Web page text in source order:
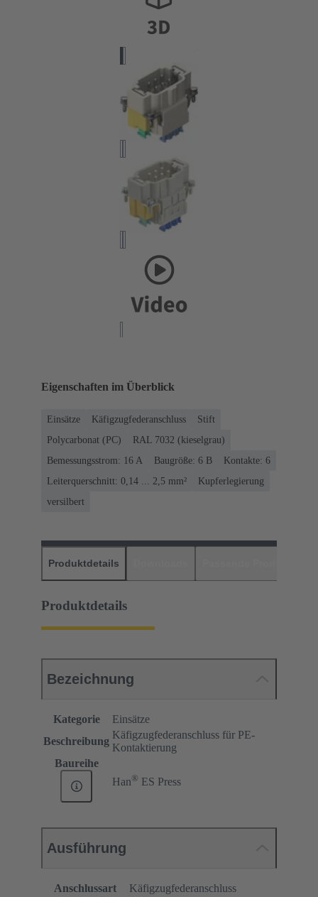
Eigenschaften im Überblick
Einsätze Käfigzugfederanschluss
Stift
Polycarbonat (PC)
RAL 7032 (kieselgrau)
Bemessungsstrom: ‌16 A
Baugröße: 6 B
Kontakte: 6
Leiterquerschnitt: 0,14 ... 2,5 mm²
Kupferlegierung
versilbert
Produktdetails
Produktdetails
Bezeichnung
Kategorie
Einsätze
Beschreibung
Käfigzugfederanschluss für PE-
Kontaktierung
Baureihe
Han® ES Press
Ausführung
Anschlussart
Käfigzugfederanschluss